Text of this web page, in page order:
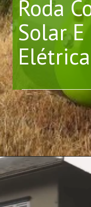
Roda
Solar
Elétrica